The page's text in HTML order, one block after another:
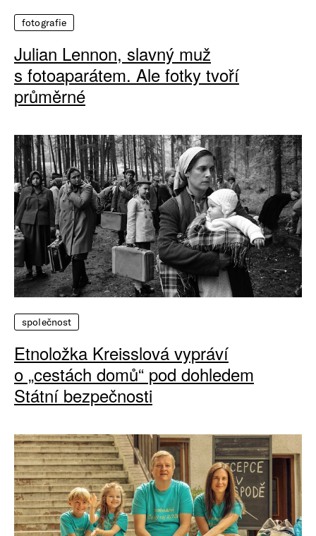
fotografie
Julian Lennon, slavný muž
s fotoaparátem. Ale fotky tvoří
průměrné
společnost
Etnoložka Kreisslová vypráví
o „cestách domů“ pod dohledem
Státní bezpečnosti